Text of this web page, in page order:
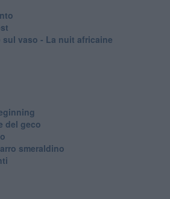
vaso - La nuit africaine
del geco
smeraldino